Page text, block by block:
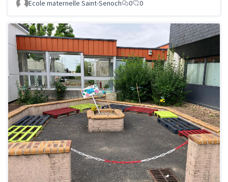
Ecole maternelle Saint-Senoch
0 0